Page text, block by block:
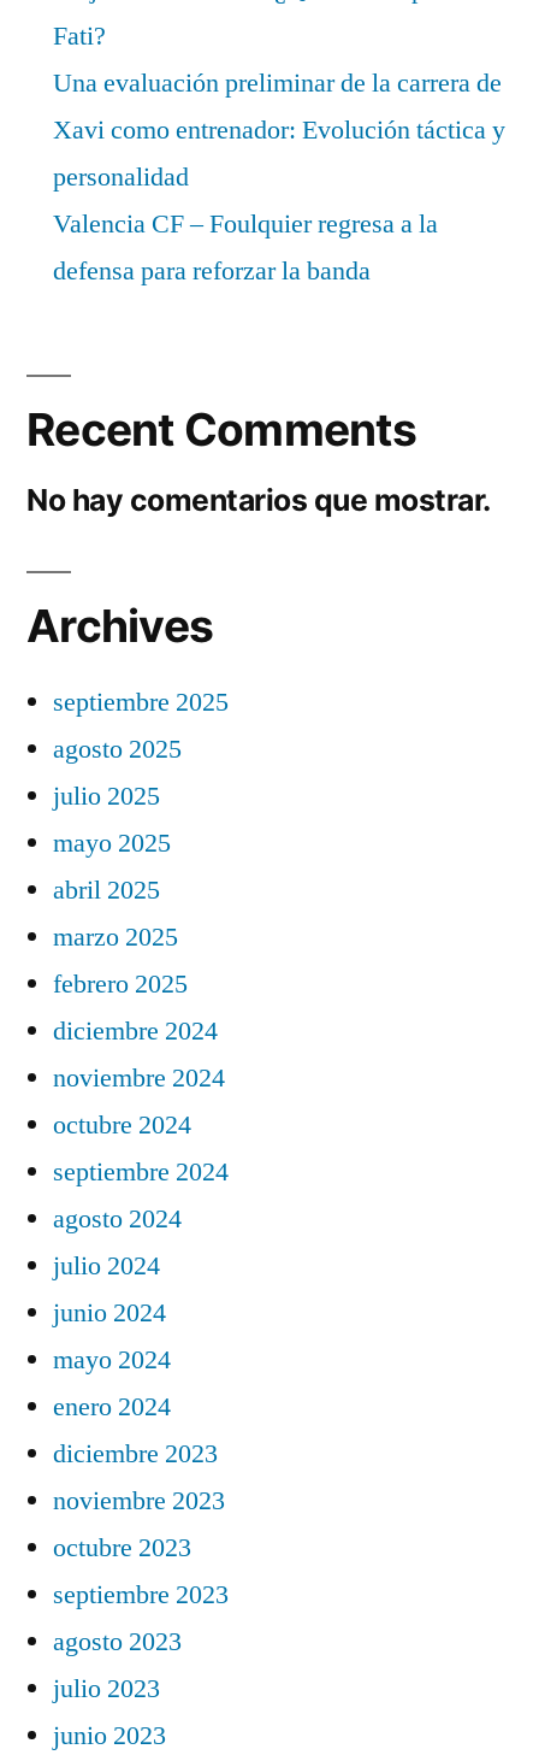
Fati?
Una evaluación preliminar de la carrera de
Xavi como entrenador: Evolución táctica y
personalidad
Valencia CF – Foulquier regresa a la
defensa para reforzar la banda
Recent Comments
No hay comentarios que mostrar.
Archives
septiembre 2025
agosto 2025
julio 2025
mayo 2025
abril 2025
marzo 2025
febrero 2025
diciembre 2024
noviembre 2024
octubre 2024
septiembre 2024
agosto 2024
julio 2024
junio 2024
mayo 2024
enero 2024
diciembre 2023
noviembre 2023
octubre 2023
septiembre 2023
agosto 2023
julio 2023
junio 2023